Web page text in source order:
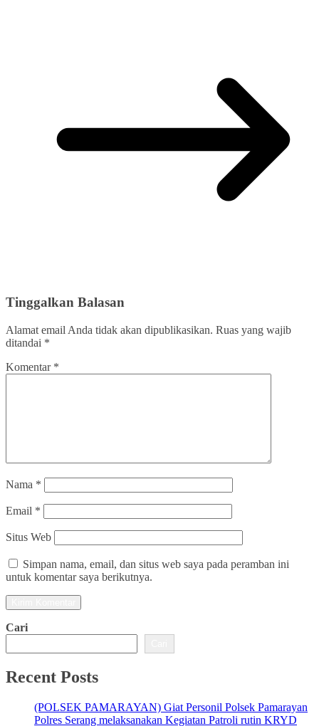
Tinggalkan Balasan
Alamat email Anda tidak akan dipublikasikan. Ruas yang wajib
ditandai *
Komentar *
Nama *
Email *
Situs Web
Simpan nama, email, dan situs web saya pada peramban ini
untuk komentar saya berikutnya.
Cari
Recent Posts
(POLSEK PAMARAYAN) Giat Personil Polsek Pamarayan
Polres Serang melaksanakan Kegiatan Patroli rutin KRYD